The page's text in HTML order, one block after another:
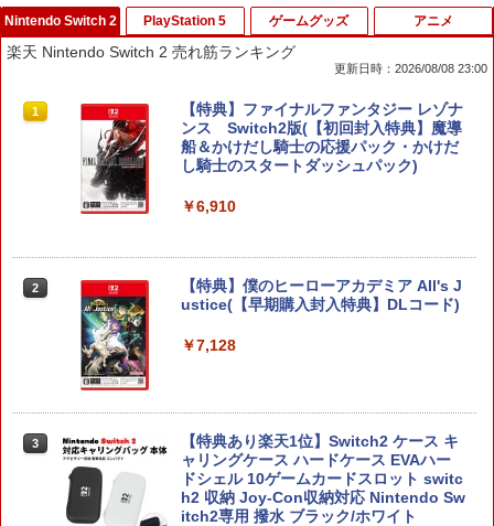
Nintendo Switch 2
楽天 Nintendo Switch 2 売れ筋ランキング
更新日時：2026/08/08 23:00
1
【特典】ファイナルファンタジー レゾナ
ンス Switch2版(【初回封入特典】魔導
船＆かけだし騎士の応援パック・かけだ
し騎士のスタートダッシュパック)
￥6,910
2
【特典】僕のヒーローアカデミア All's J
ustice(【早期購入封入特典】DLコード)
￥7,128
3
【特典あり楽天1位】Switch2 ケース キ
ャリングケース ハードケース EVAハー
ドシェル 10ゲームカードスロット switc
h2 収納 Joy-Con収納対応 Nintendo Sw
itch2専用 撥水 ブラック/ホワイト
PlayStation 5 ゲームグッズ アニメ